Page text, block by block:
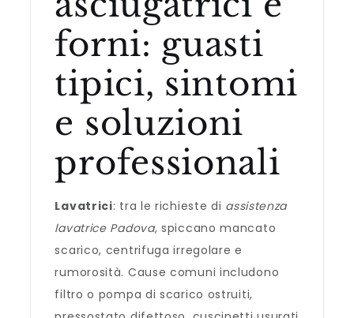
forni: guasti
tipici, sintomi
e soluzioni
professionali
Lavatrici: tra le richieste di assistenza
lavatrice Padova, spiccano mancato
scarico, centrifuga irregolare e
rumorosità. Cause comuni includono
filtro o pompa di scarico ostruiti,